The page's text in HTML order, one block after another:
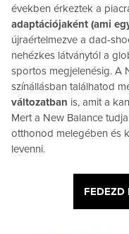
években érkeztek a
adaptációjaként (ami
újraértelmezve a dad-
nehézkes látványtól a
sportos megjelenésig. A
színállásban találhatod
változatban is, amit a
Mert a New Balance
otthonod melegében és
levenni.
FEDEZD